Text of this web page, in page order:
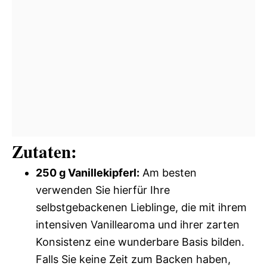
Zutaten:
250 g Vanillekipferl: Am besten
verwenden Sie hierfür Ihre
selbstgebackenen Lieblinge, die mit ihrem
intensiven Vanillearoma und ihrer zarten
Konsistenz eine wunderbare Basis bilden.
Falls Sie keine Zeit zum Backen haben,